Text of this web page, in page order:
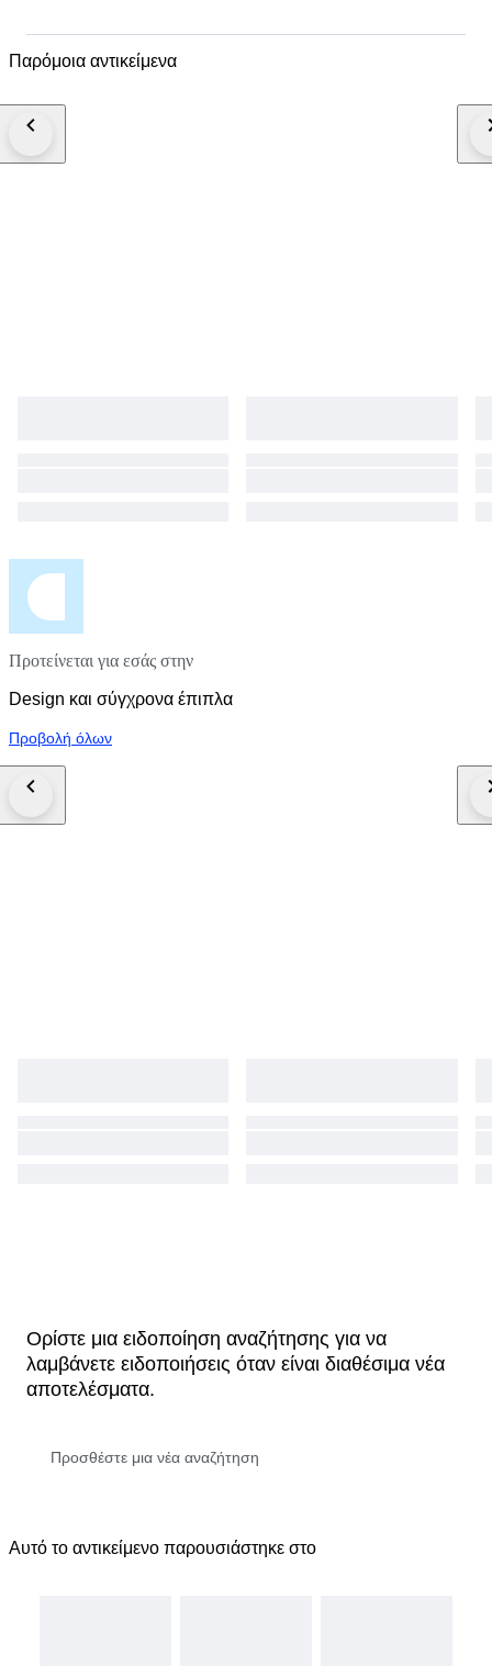
Παρόμοια αντικείμενα
Προτείνεται για εσάς στην
Design και σύγχρονα έπιπλα
Προβολή όλων
Ορίστε μια ειδοποίηση αναζήτησης για να
λαμβάνετε ειδοποιήσεις όταν είναι διαθέσιμα νέα
αποτελέσματα.
Αυτό το αντικείμενο παρουσιάστηκε στο